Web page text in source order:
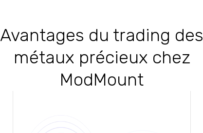
Avantages du trading des
métaux précieux chez
ModMount